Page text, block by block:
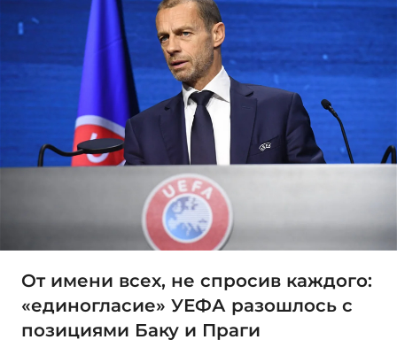
От имени всех, не спросив каждого:
«единогласие» УЕФА разошлось с
позициями Баку и Праги